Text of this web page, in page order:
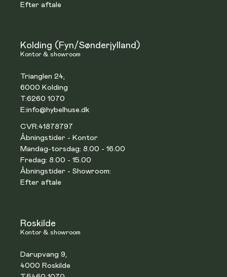
Efter aftale
Kolding (Fyn/Sønderjylland)
Kontor & showroom
Trianglen 24,
6000 Kolding
T:6260 1070
E:info@hybelhuse.dk
CVR:41878797
Åbningstider - Kontor
Mandag-torsdag: 8.00 - 16.00
Fredag: 8.00 - 15.00
Åbningstider - Showroom:
Efter aftale
Roskilde
Kontor & showroom
Darupvang 9,
4000 Roskilde